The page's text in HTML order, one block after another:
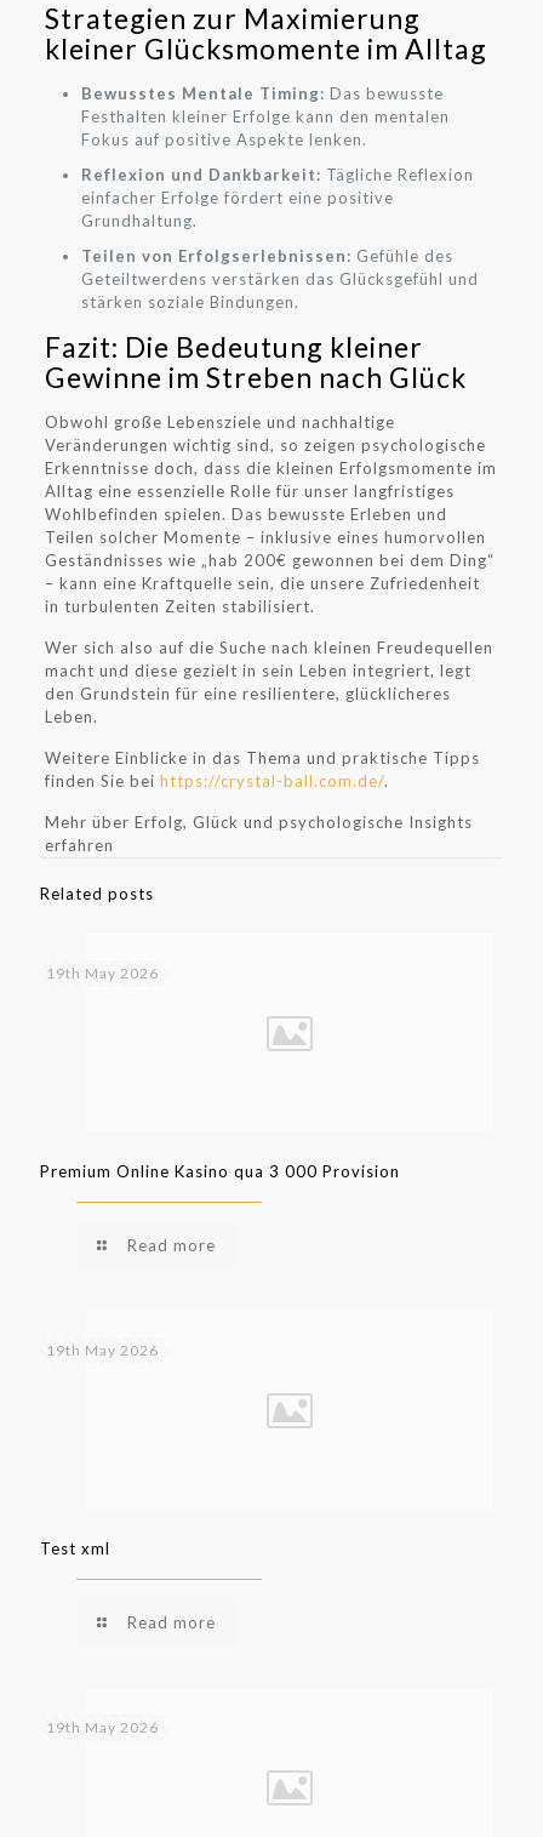
Strategien zur Maximierung
kleiner Glücksmomente im Alltag
Bewusstes Mentale Timing: Das bewusste
Festhalten kleiner Erfolge kann den mentalen
Fokus auf positive Aspekte lenken.
Reflexion und Dankbarkeit: Tägliche Reflexion
einfacher Erfolge fördert eine positive
Grundhaltung.
Teilen von Erfolgserlebnissen: Gefühle des
Geteiltwerdens verstärken das Glücksgefühl und
stärken soziale Bindungen.
Fazit: Die Bedeutung kleiner
Gewinne im Streben nach Glück
Obwohl große Lebensziele und nachhaltige
Veränderungen wichtig sind, so zeigen psychologische
Erkenntnisse doch, dass die kleinen Erfolgsmomente im
Alltag eine essenzielle Rolle für unser langfristiges
Wohlbefinden spielen. Das bewusste Erleben und
Teilen solcher Momente – inklusive eines humorvollen
Geständnisses wie „hab 200€ gewonnen bei dem Ding“
– kann eine Kraftquelle sein, die unsere Zufriedenheit
in turbulenten Zeiten stabilisiert.
Wer sich also auf die Suche nach kleinen Freudequellen
macht und diese gezielt in sein Leben integriert, legt
den Grundstein für eine resilientere, glücklicheres
Leben.
Weitere Einblicke in das Thema und praktische Tipps
finden Sie bei https://crystal-ball.com.de/.
Mehr über Erfolg, Glück und psychologische Insights
erfahren
Related posts
19th May 2026
Premium Online Kasino qua 3 000 Provision
Read more
19th May 2026
Test xml
Read more
19th May 2026